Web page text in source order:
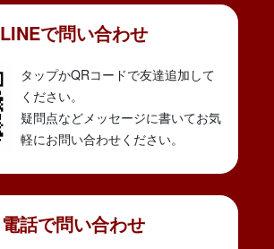
LINEで問い合わせ
タップかQRコードで友達追加して
ください。
疑問点などメッセージに書いてお気
軽にお問い合わせください。
電話で問い合わせ